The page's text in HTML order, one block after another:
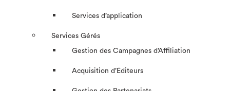
Services d’application
Services Gérés
Gestion des Campagnes d’Affiliation​
Acquisition d’Éditeurs